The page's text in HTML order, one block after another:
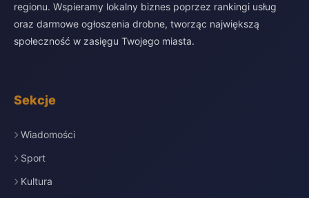
regionu. Wspieramy lokalny biznes poprzez rankingi usług
oraz darmowe ogłoszenia drobne, tworząc największą
społeczność w zasięgu Twojego miasta.
Sekcje
Wiadomości
Sport
Kultura